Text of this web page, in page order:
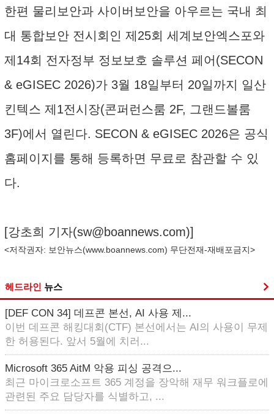
한편 물리보안과 사이버보안을 아우르는 국내 최
대 통합보안 전시회인 제25회 세계보안엑스포와
제14회 전자정부 정보보호 솔루션 페어(SECON
& eGISEC 2026)가 3월 18일부터 20일까지 일산
킨텍스 제1전시장(콘퍼런스룸 2F, 그랜드볼룸
3F)에서 열린다. SECON & eGISEC 2026은 공식
홈페이지를 통해 등록하면 무료로 참관할 수 있
다.
[강초희 기자(sw@boannews.com)]
<저작권자: 보안뉴스(www.boannews.com) 무단전재-재배포금지>
헤드라인 뉴스
[DEF CON 34] 데프콘 본선, AI 사용 제...
이번 데프콘 해킹대회(CTF) 본선에서는 AI의 사용이 무제
한 허용된다. 앞서 5월에 치러...
Microsoft 365 AitM 악용 피싱 공격으...
최근 마이크로소프트 365 계정을 장악해 재무 워크플로에
관련된 주요 담당자를 식별하고, ...